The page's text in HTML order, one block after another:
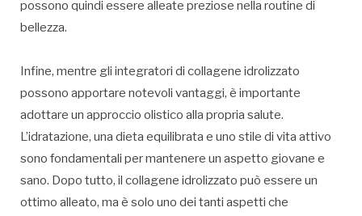
possono quindi essere alleate preziose nella routine di
bellezza.
Infine, mentre gli integratori di collagene idrolizzato
possono apportare notevoli vantaggi, è importante
adottare un approccio olistico alla propria salute.
L’idratazione, una dieta equilibrata e uno stile di vita attivo
sono fondamentali per mantenere un aspetto giovane e
sano. Dopo tutto, il collagene idrolizzato può essere un
ottimo alleato, ma è solo uno dei tanti aspetti che